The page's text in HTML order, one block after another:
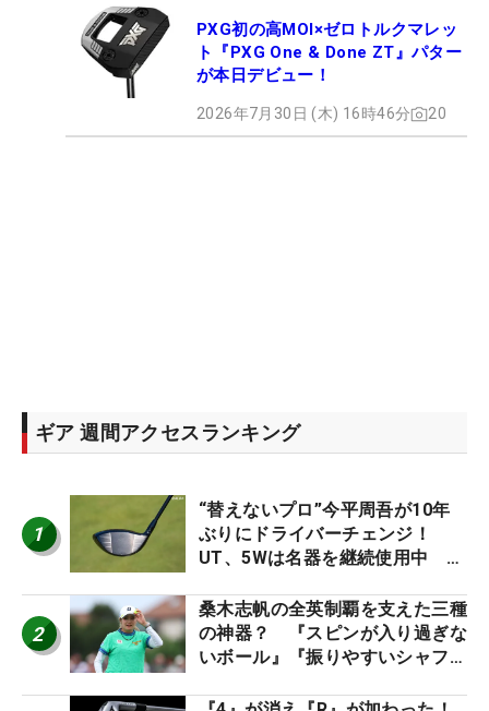
PXG初の高MOI×ゼロトルクマレッ
ト『PXG One & Done ZT』パター
が本日デビュー！
2026年7月30日 (木) 16時46分 20
ギア 週間アクセスランキング
1
“替えないプロ”今平周吾が10年
ぶりにドライバーチェンジ！
UT、5Wは名器を継続使用中 #
2
桑木志帆の全英制覇を支えた三種
の神器？ 『スピンが入り過ぎな
いボール』『振りやすいシャフ
ー』 #女子プロセッティング